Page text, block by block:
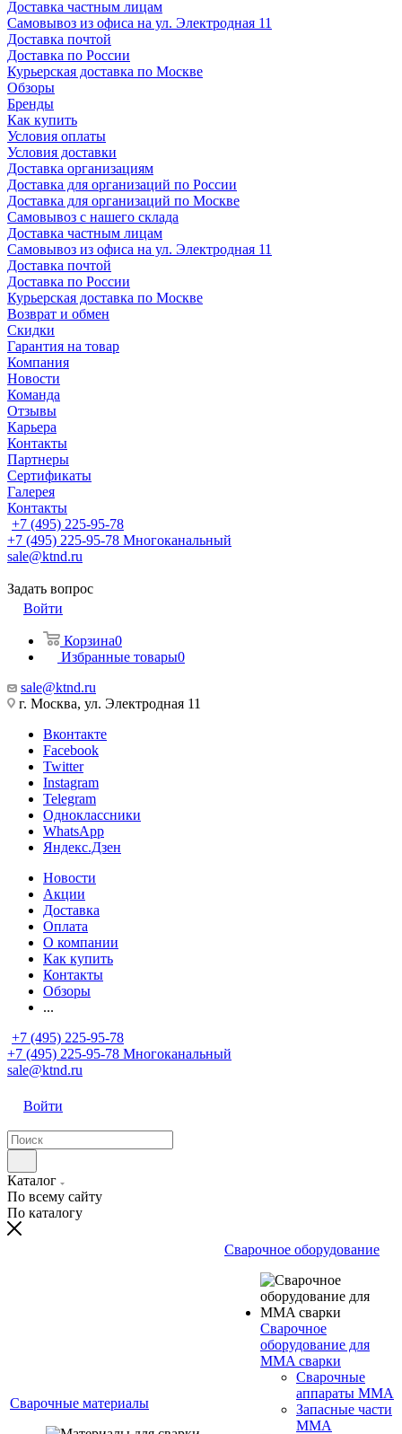
Доставка частным лицам
Самовывоз из офиса на ул. Электродная 11
Доставка почтой
Доставка по России
Курьерская доставка по Москве
Обзоры
Бренды
Как купить
Условия оплаты
Условия доставки
Доставка организациям
Доставка для организаций по России
Доставка для организаций по Москве
Самовывоз с нашего склада
Доставка частным лицам
Самовывоз из офиса на ул. Электродная 11
Доставка почтой
Доставка по России
Курьерская доставка по Москве
Возврат и обмен
Скидки
Гарантия на товар
Компания
Новости
Команда
Отзывы
Карьера
Контакты
Партнеры
Сертификаты
Галерея
Контакты
+7 (495) 225-95-78
+7 (495) 225-95-78 Многоканальный
sale@ktnd.ru
Задать вопрос
Войти
Корзина0
Избранные товары0
sale@ktnd.ru
г. Москва, ул. Электродная 11
Вконтакте
Facebook
Twitter
Instagram
Telegram
Одноклассники
WhatsApp
Яндекс.Дзен
Новости
Акции
Доставка
Оплата
О компании
Как купить
Контакты
Обзоры
...
+7 (495) 225-95-78
+7 (495) 225-95-78 Многоканальный
sale@ktnd.ru
Войти
Каталог
По всему сайту
По каталогу
Сварочные материалы
Сварочное оборудование
Сварочное
оборудование для
MMA сварки
Сварочные
аппараты MMA
Запасные части
MMA